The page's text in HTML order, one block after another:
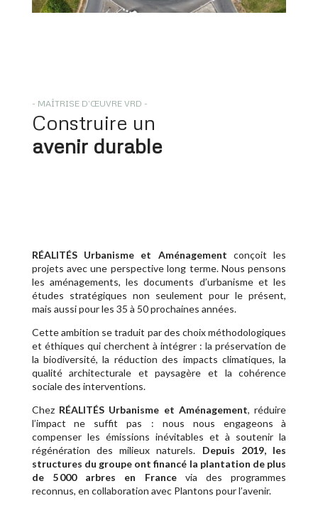
- MAÎTRISE D’ŒUVRE VRD -
Construire un
avenir durable
RÉALITÉS Urbanisme et Aménagement conçoit les
projets avec une perspective long terme. Nous pensons
les aménagements, les documents d’urbanisme et les
études stratégiques non seulement pour le présent,
mais aussi pour les 35 à 50 prochaines années.
Cette ambition se traduit par des choix méthodologiques
et éthiques qui cherchent à intégrer : la préservation de
la biodiversité, la réduction des impacts climatiques, la
qualité architecturale et paysagère et la cohérence
sociale des interventions.
Chez RÉALITÉS Urbanisme et Aménagement, réduire
l’impact ne suffit pas : nous nous engageons à
compenser les émissions inévitables et à soutenir la
régénération des milieux naturels. Depuis 2019, les
structures du groupe ont financé la plantation de plus
de 5 000 arbres en Francevia des programmes
reconnus, en collaboration avec Plantons pour l’avenir.